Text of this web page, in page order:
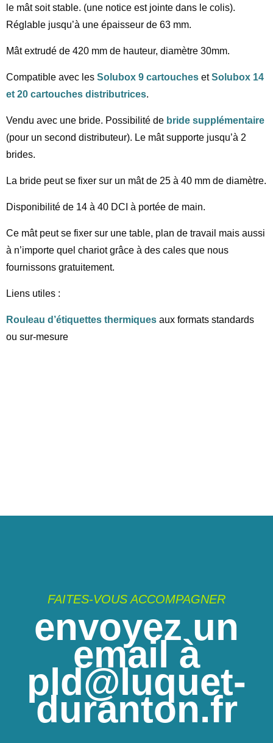
le mât soit stable. (une notice est jointe dans le colis).
Réglable jusqu’à une épaisseur de 63 mm.
Mât extrudé de 420 mm de hauteur, diamètre 30mm.
Compatible avec les Solubox 9 cartouches etSolubox 14
et 20 cartouches distributrices.
Vendu avec une bride. Possibilité de bride supplémentaire
(pour un second distributeur). Le mât supporte jusqu’à 2
brides.
La bride peut se fixer sur un mât de 25 à 40 mm de diamètre.
Disponibilité de 14 à 40 DCI à portée de main.
Ce mât peut se fixer sur une table, plan de travail mais aussi
à n’importe quel chariot grâce à des cales que nous
fournissons gratuitement.
Liens utiles :
Rouleau d’étiquettes thermiques aux formats standards
ou sur-mesure
FAITES-VOUS ACCOMPAGNER
envoyez un
email à
pld@luquet-
duranton.fr